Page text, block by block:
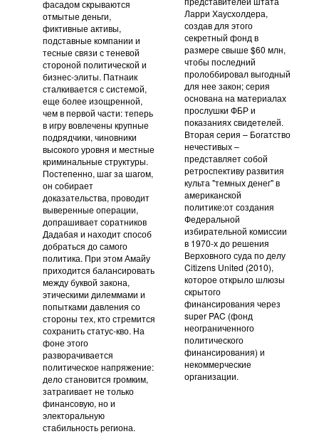
фасадом скрываются
отмытые деньги,
фиктивные активы,
подставные компании и
тесные связи с теневой
стороной политической и
бизнес-элиты. Патнаик
сталкивается с системой,
еще более изощренной,
чем в первой части: теперь
в игру вовлечены крупные
подрядчики, чиновники
высокого уровня и местные
криминальные структуры.
Постепенно, шаг за шагом,
он собирает
доказательства, проводит
выверенные операции,
допрашивает соратников
Дадабая и находит способ
добраться до самого
политика. При этом Амайу
приходится балансировать
между буквой закона,
этическими дилеммами и
попытками давления со
стороны тех, кто стремится
сохранить статус-кво. На
фоне этого
разворачивается
политическое напряжение:
дело становится громким,
затрагивает не только
финансовую, но и
электоральную
стабильность региона.
Ларри Хаусхолдера,
создав для этого
секретный фонд в
размере свыше $60 млн,
чтобы последний
пролоббировал выгодный
для нее закон; серия
основана на материалах
прослушки ФБР и
показаниях свидетелей.
Вторая серия – Богатство
нечестивых –
представляет собой
ретроспективу развития
культа "темных денег" в
американской
политике:от создания
Федеральной
избирательной комиссии
в 1970-х до решения
Верховного суда по делу
Citizens United (2010),
которое открыло шлюзы
скрытого
финансирования через
super PAC (фонд
неограниченного
политического
финансирования) и
некоммерческие
организации.